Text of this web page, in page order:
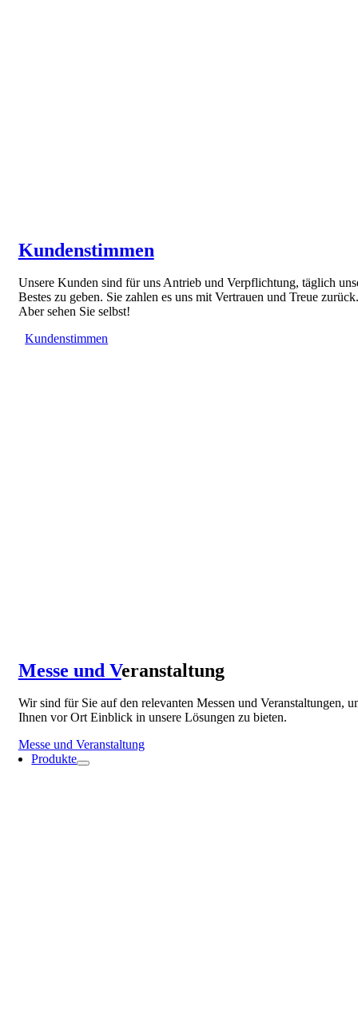
Kundenstimmen
Unsere Kunden sind für uns Antrieb und Verpflichtung, täglich
Bestes zu geben. Sie zahlen es uns mit Vertrauen und Treue zurück.
Aber sehen Sie selbst!
Kundenstimmen
Messe und Veranstaltung
Wir sind für Sie auf den relevanten Messen und Veranstaltungen,
Ihnen vor Ort Einblick in unsere Lösungen zu bieten.
Messe und Veranstaltung
Produkte